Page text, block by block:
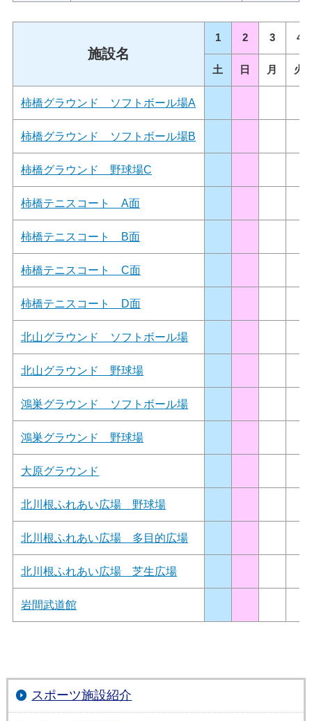
施設名
1 2 3 4
土 日 月 火
柿橋グラウンド ソフトボール場A
柿橋グラウンド ソフトボール場B
柿橋グラウンド 野球場C
柿橋テニスコート A面
柿橋テニスコート B面
柿橋テニスコート C面
柿橋テニスコート D面
北山グラウンド ソフトボール場
北山グラウンド 野球場
鴻巣グラウンド ソフトボール場
鴻巣グラウンド 野球場
大原グラウンド
北川根ふれあい広場 野球場
北川根ふれあい広場 多目的広場
北川根ふれあい広場 芝生広場
岩間武道館
スポーツ施設紹介